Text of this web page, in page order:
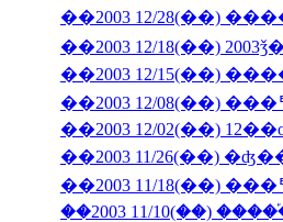
��2003 12/28(��)
��2003 12/02(��)